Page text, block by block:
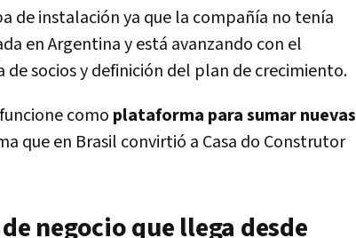
de instalación ya que la compañía no tenía
en Argentina y está avanzando con el
socios y definición del plan de crecimiento.
como plataforma para sumar nuevas
que en Brasil convirtió a Casa do Construtor
negocio que llega desde